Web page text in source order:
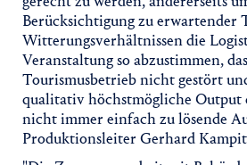
Berücksichtigung zu erwartender
Witterungsverhältnissen die
Veranstaltung so abzustimmen,
Tourismusbetrieb nicht gestört
qualitativ höchstmögliche Output
nicht immer einfach zu lösende
Produktionsleiter Gerhard